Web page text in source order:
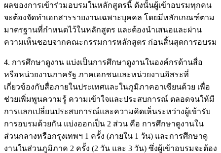
ผลของการเข้าร่วมอบรมในหลักสูตรนี้ ดังนั้นผู้เข้าอบรมทุกคน
จะต้องจัดทำเอกสารรายงานเฉพาะบุคคล โดยมีหลักเกณฑ์ตาม
มาตรฐานที่กำหนดไว้ในหลักสูตร และต้องนำเสนอและผ่าน
ความเห็นชอบจากคณะกรรมการหลักสูตร ก่อนสิ้นสุดการอบรม
4. การศึกษาดูงาน แบ่งเป็นการศึกษาดูงานในองค์กรด้านสื่อ
หรือหน่วยงานภาครัฐ ภาคเอกชนและหน่วยงานอิสระที่
เกี่ยวข้องกับสื่อภายในประเทศและในภูมิภาคอาเซียนด้วย เพื่อ
ช่วยเพิ่มพูนความรู้ ความเข้าใจและประสบการณ์ ตลอดจนให้มี
การแลกเปลี่ยนประสบการณ์และความคิดเห็นระหว่างผู้เข้ารับ
การอบรมด้วยกัน แบ่งออกเป็น 2 ส่วน คือ การศึกษาดูงานใน
ส่วนกลางหรือกรุงเทพฯ 1 ครั้ง (ภายใน 1 วัน) และการศึกษาดู
งานในส่วนภูมิภาค 2 ครั้ง (2 วัน และ 3 วัน) ซึ่งผู้เข้าอบรมจะต้อง